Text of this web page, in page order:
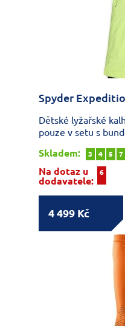
Spyder
Dětské lyžařské
pouze v setu s
Skladem:
3 4 5 7
Na dotaz u
dodavatele:
6
4 499 Kč